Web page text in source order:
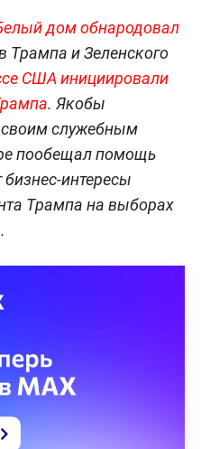
дом обнародовал
Трампа и Зеленского
США инициировали
. Якобы
своим служебным
пообещал помощь
бизнес-интересы
Трампа на выборах